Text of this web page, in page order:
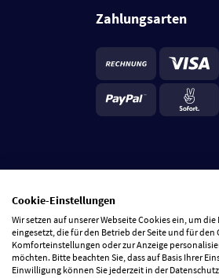
Zahlungsarten
Cookie-Einstellungen
Wir setzen auf unserer Webseite Cookies ein, um
eingesetzt, die für den Betrieb der Seite und für
Komforteinstellungen oder zur Anzeige
möchten. Bitte beachten Sie, dass auf Basis Ihrer
Einwilligung können Sie jederzeit in der